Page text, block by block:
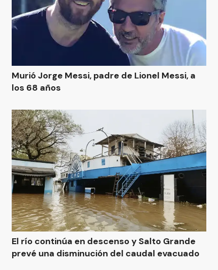
Murió Jorge Messi, padre de Lionel Messi, a
los 68 años
El río continúa en descenso y Salto Grande
prevé una disminución del caudal evacuado